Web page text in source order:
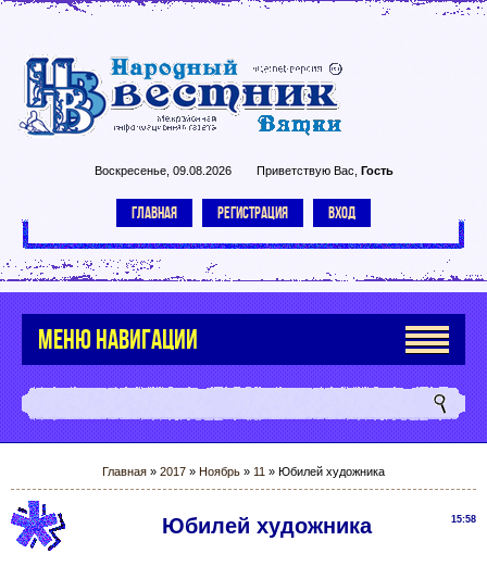
Воскресенье, 09.08.2026 Приветствую Вас Гость
ГЛАВНАЯ РЕГИСТРАЦИЯ ВХОД
МЕНЮ НАВИГАЦИИ
Главная » 2017 » Ноябрь » 11 » Юбилей художника
15:58
Юбилей художника